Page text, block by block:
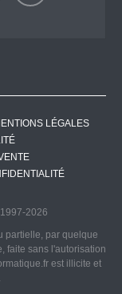
LÉGALES
2026
partielle, par quelque
faite sans l'autorisation
est illicite et